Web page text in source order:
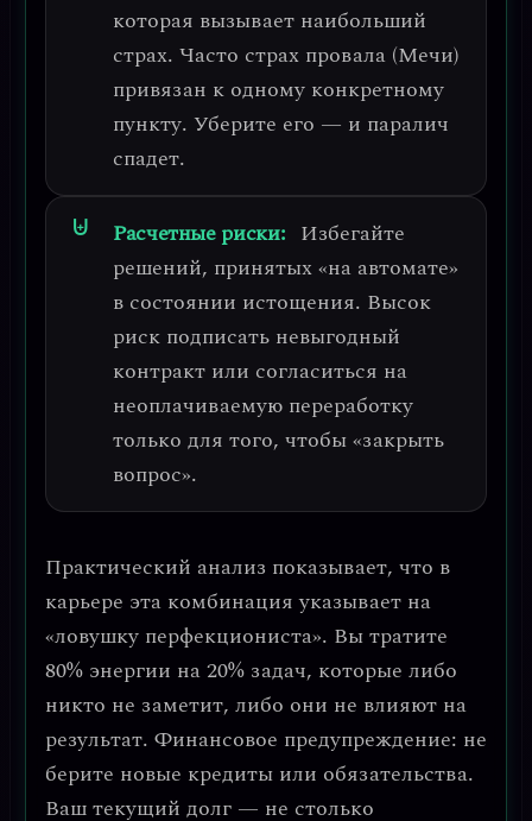
которая вызывает наибольший
страх. Часто страх провала (Мечи)
привязан к одному конкретному
пункту. Уберите его — и паралич
спадет.
Расчетные риски: Избегайте
решений, принятых «на автомате»
в состоянии истощения. Высок
риск подписать невыгодный
контракт или согласиться на
неоплачиваемую переработку
только для того, чтобы «закрыть
вопрос».
Практический анализ показывает, что в
карьере эта комбинация указывает на
«ловушку перфекциониста». Вы тратите
80% энергии на 20% задач, которые либо
никто не заметит, либо они не влияют на
результат. Финансовое предупреждение: не
берите новые кредиты или обязательства.
Ваш текущий долг — не столько